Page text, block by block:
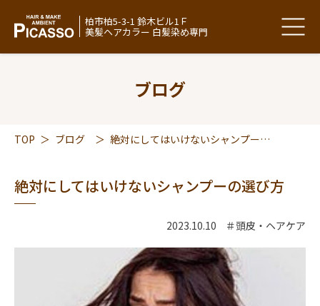
柏市柏5-3-1 鈴木ビル1Ｆ
美髪ヘアカラー 白髪染め専門
ブログ
TOP ＞ ブログ ＞ 絶対にしてはいけないシャンプーの選び方
絶対にしてはいけないシャンプーの選び方
2023.10.10 ＃頭皮・ヘアケア